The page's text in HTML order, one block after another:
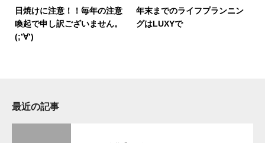
日焼けに注意！！毎年の注意
喚起で申し訳ございません。
(;’∀’)
年末までのライフプランニン
グはLUXYで
最近の記事